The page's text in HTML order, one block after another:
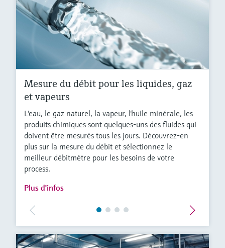
Mesure du débit pour les liquides, gaz
et vapeurs
L'eau, le gaz naturel, la vapeur, l'huile minérale, les
produits chimiques sont quelques-uns des fluides qui
doivent être mesurés tous les jours. Découvrez-en
plus sur la mesure du débit et sélectionnez le
meilleur débitmètre pour les besoins de votre
process.
Plus d'infos